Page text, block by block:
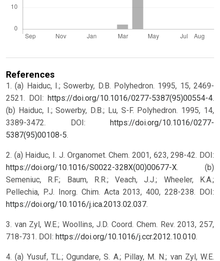
References
1. (a) Haiduc, I.; Sowerby, D.B. Polyhedron. 1995, 15, 2469-
2521. DOI: https://doi.org/10.1016/0277-5387(95)00554-4.
(b) Haiduc, I.; Sowerby, D.B.; Lu, S-F. Polyhedron. 1995, 14,
3389-3472. DOI: https://doi.org/10.1016/0277-
5387(95)00108-5.
2. (a) Haiduc, I. J. Organomet. Chem. 2001, 623, 298-42. DOI:
https://doi.org/10.1016/S0022-328X(00)00677-X. (b)
Semeniuc, R.F.; Baum, R.R.; Veach, J.J.; Wheeler, K.A.;
Pellechia, P.J. Inorg. Chim. Acta 2013, 400, 228-238. DOI:
https://doi.org/10.1016/j.ica.2013.02.037.
3. van Zyl, W.E.; Woollins, J.D. Coord. Chem. Rev. 2013, 257,
718-731. DOI: https://doi.org/10.1016/j.ccr.2012.10.010.
4. (a) Yusuf, T.L.; Ogundare, S. A.; Pillay, M. N.; van Zyl, W.E.